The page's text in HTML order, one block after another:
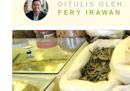
DITULIS OLEH:
FERY IRAWAN